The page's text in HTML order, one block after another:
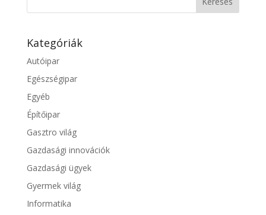
Kategóriák
Autóipar
Egészségipar
Egyéb
Építőipar
Gasztro világ
Gazdasági innovációk
Gazdasági ügyek
Gyermek világ
Informatika